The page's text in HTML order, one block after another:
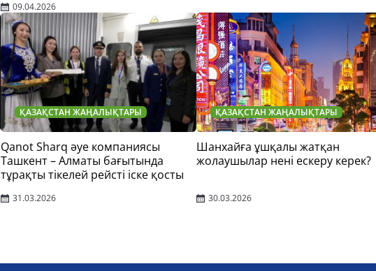
09.04.2026
ҚАЗАҚСТАН ЖАҢАЛЫҚТАРЫ
Qanot Sharq әуе компаниясы
Ташкент – Алматы бағытында
тұрақты тікелей рейсті іске қосты
31.03.2026
ҚАЗАҚСТАН ЖАҢАЛЫҚТАРЫ
Шанхайға ұшқалы жатқан
жолаушылар нені ескеру керек?
30.03.2026